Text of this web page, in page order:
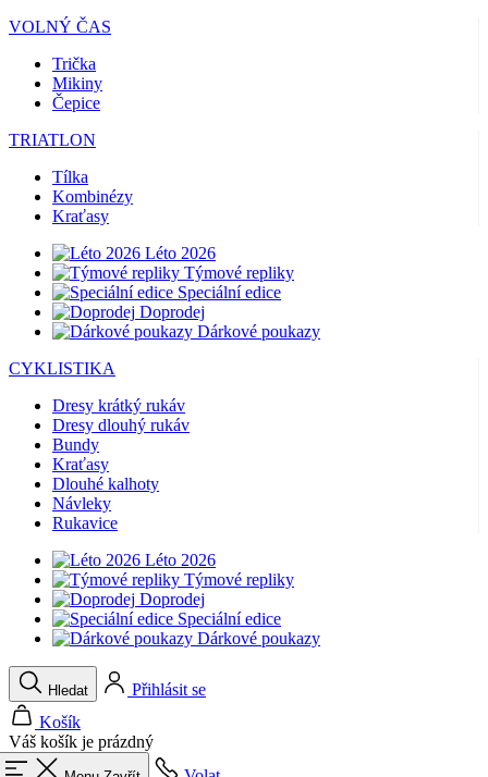
Tílka
Kombinézy
CYKLISTIKA
Dresy krátký rukáv
Dresy dlouhý rukáv
Kraťasy
Návleky
Rukavice
Hledat
Přihlásit se
Košík
Váš košík je prázdný
Menu Zavřít
Volat
Hledat
Košík